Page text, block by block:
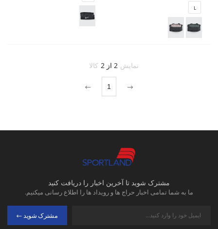
L
نمایش 2 از 2 کالا
1
مشترک شوید تا آخرین اخبار را دریافت کنید
ما به شما تمامی اخبار حراج ها و رویداد ها را اطلاع رسانی میکنیم.
مشترک شوید